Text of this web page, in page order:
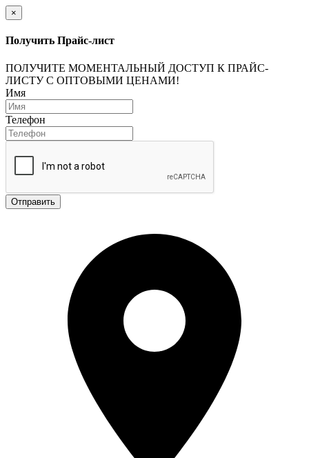
×
Получить Прайс-лист
ПОЛУЧИТЕ МОМЕНТАЛЬНЫЙ ДОСТУП К ПРАЙС-
ЛИСТУ С ОПТОВЫМИ ЦЕНАМИ!
Имя
Телефон
Отправить